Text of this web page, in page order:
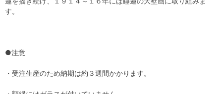
す。
●注意
・受注生産のため納期は約３週間かかります。